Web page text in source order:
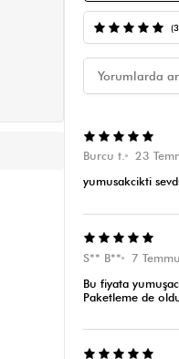
Burcu t.
23
yumusakcikti
S** B**
7
Bu fiyata
Paketleme de